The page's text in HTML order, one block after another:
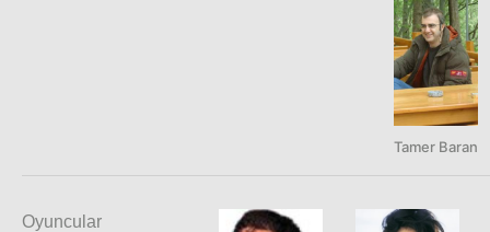
Tamer Baran
Oyuncular